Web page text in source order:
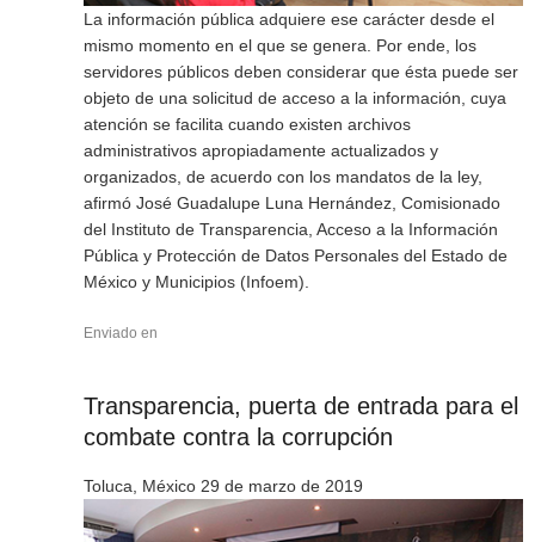
La información pública adquiere ese carácter desde el
mismo momento en el que se genera. Por ende, los
servidores públicos deben considerar que ésta puede ser
objeto de una solicitud de acceso a la información, cuya
atención se facilita cuando existen archivos
administrativos apropiadamente actualizados y
organizados, de acuerdo con los mandatos de la ley,
afirmó José Guadalupe Luna Hernández, Comisionado
del Instituto de Transparencia, Acceso a la Información
Pública y Protección de Datos Personales del Estado de
México y Municipios (Infoem).
Enviado en
Transparencia, puerta de entrada para el
combate contra la corrupción
Toluca, México 29 de marzo de 2019